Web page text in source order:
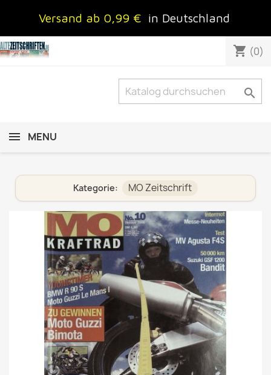
Versand ab 0,99 € in Deutschland
shopping_cart (0)

MENU
Kategorie: MO Zeitschrift